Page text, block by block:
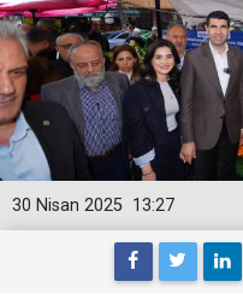
13:27
30 Nisan 2025